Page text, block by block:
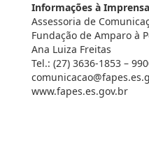
Informações à
Assessoria de
Fundação de Amparo à
Ana Luiza Freitas
Tel.: (27) 3636-1853 –
www.fapes.es.gov.br